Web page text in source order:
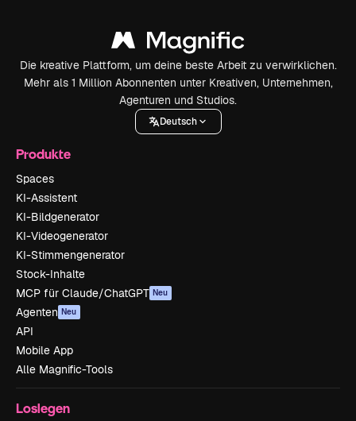
Die kreative Plattform, um deine beste Arbeit zu verwirklichen.
Mehr als 1 Million Abonnenten unter Kreativen, Unternehmen,
Agenturen und Studios.
Deutsch
Produkte
Spaces
KI-Assistent
KI-Bildgenerator
KI-Videogenerator
KI-Stimmengenerator
Stock-Inhalte
MCP für Claude/ChatGPT Neu
Agenten Neu
API
Mobile App
Alle Magnific-Tools
Loslegen